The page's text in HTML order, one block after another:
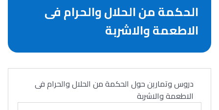
الحكمة من الحلال والحرام فى
الاطعمة والاشربة
دروس وتمارين حول الحكمة من الحلال والحرام فى
الاطعمة والاشربة